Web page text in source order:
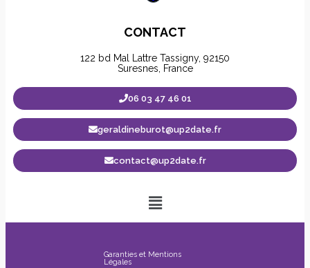
CONTACT
122 bd Mal Lattre Tassigny, 92150
Suresnes, France
06 03 47 46 01
geraldineburot@up2date.fr
contact@up2date.fr
Garanties et Mentions
Légales